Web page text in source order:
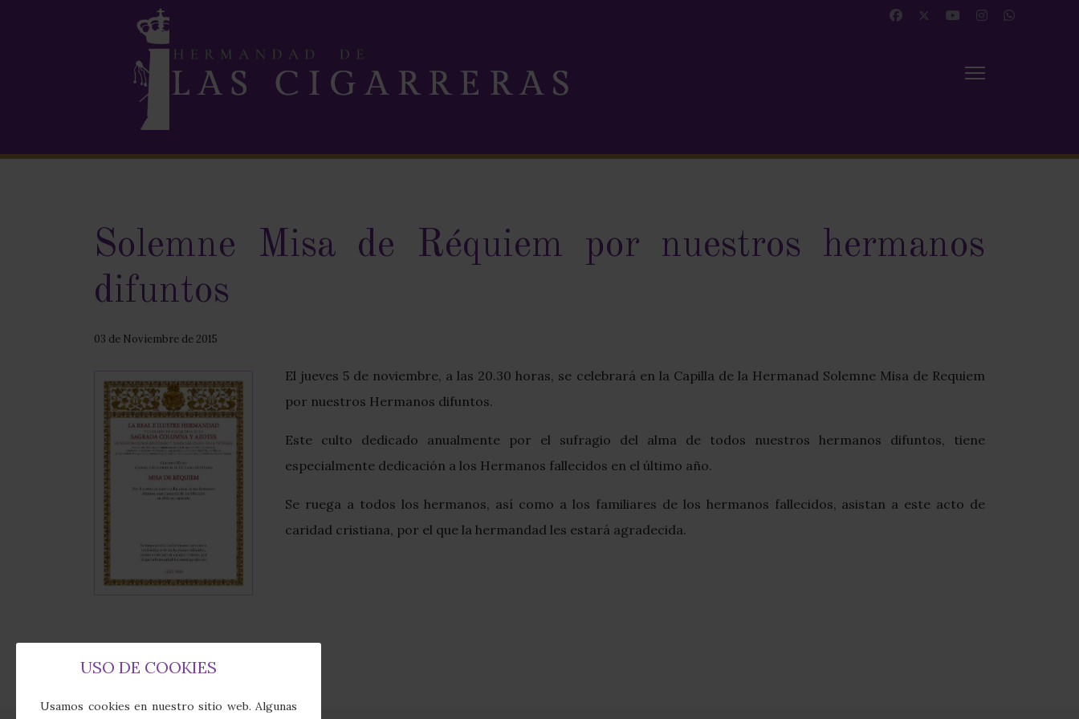
Solemne Misa de Réquiem por nuestros hermanos
difuntos
03 de Noviembre de 2015
El jueves 5 de noviembre, a las 20.30 horas, se celebrará en la Capilla de la Hermanad Solemne Misa de Requiem
por nuestros Hermanos difuntos.
Este culto dedicado anualmente por el sufragio del alma de todos nuestros hermanos difuntos, tiene
especialmente dedicación a los Hermanos fallecidos en el último año.
Se ruega a todos los hermanos, así como a los familiares de los hermanos fallecidos, asistan a este acto de
caridad cristiana, por el que la hermandad les estará agradecida.
USO DE COOKIES
Usamos cookies en nuestro sitio web. Algunas